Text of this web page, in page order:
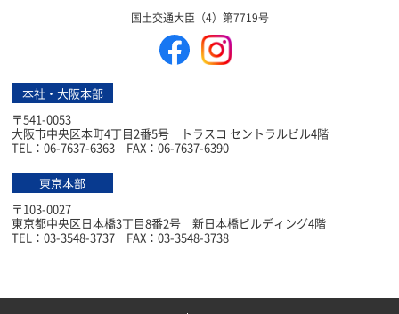
国土交通大臣（4）第7719号
本社・大阪本部
〒541-0053
大阪市中央区本町4丁目2番5号 トラスコ セントラルビル4階
TEL：06-7637-6363 FAX：06-7637-6390
東京本部
〒103-0027
東京都中央区日本橋3丁目8番2号 新日本橋ビルディング4階
TEL：03-3548-3737 FAX：03-3548-3738